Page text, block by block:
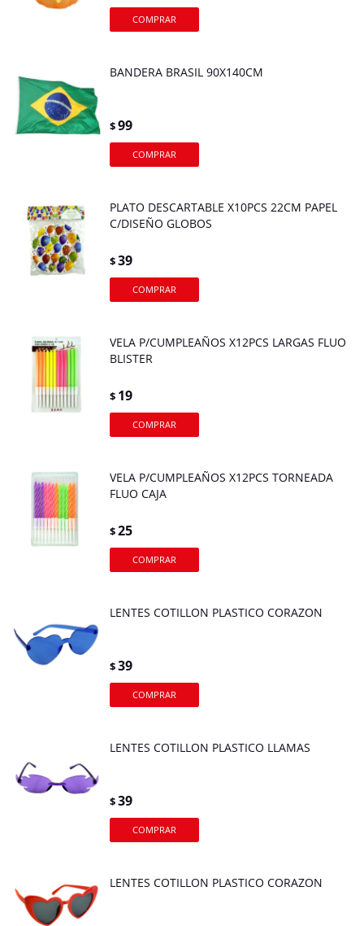
BANDERA BRASIL 90X140CM
$99
PLATO DESCARTABLE X10PCS 22CM PAPEL
C/DISEÑO GLOBOS
$39
VELA P/CUMPLEAÑOS X12PCS LARGAS FLUO
BLISTER
$ 19
VELA P/CUMPLEAÑOS X12PCS TORNEADA
FLUO CAJA
$25
LENTES COTILLON PLASTICO CORAZON
$39
LENTES COTILLON PLASTICO LLAMAS
$39
LENTES COTILLON PLASTICO CORAZON